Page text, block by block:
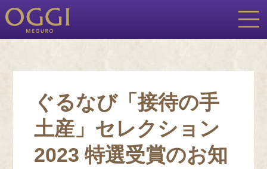
ぐるなび「接待の手
土産」セレクション
2023 特選受賞のお知